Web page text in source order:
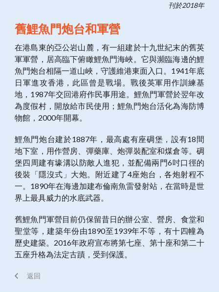
刊於2018年
舊鯉魚門炮台和軍營
在港島東的亞公岩山麓，有一組建於十九世紀末的舊英
軍軍營，居高臨下俯瞰鯉魚門海峽。它與瀕臨海邊的鯉
魚門炮台相隔一道山峽，守護維港東面入口。1941年底
日軍進攻香港，此區曾是戰場。戰後英軍用作訓練基
地，1987年交回港府作民事用途。鯉魚門軍營於翌年改
為度假村，開放給市民使用；鯉魚門炮台活化為海防博
物館，2000年開幕。
鯉魚門炮台建於1887年，最高處有座碉堡，設有18間
地下室，用作營房、彈藥庫、炮彈裝配室和煤倉等。碉
堡四周建有壕溝以防敵人進犯，並配備兩門6吋口徑的
後裝「隱沒式」大炮。附近建了4座炮台，各炮射程不
一。1890年在海邊加建布倫南魚雷發射站，在當時是世
界上最具威力的水底武器。
舊鯉魚門軍營目前仍保留昔日的辦公室、營房、食堂和
聖堂等，建築年份由1890至1939年不等，有十四幢為
歷史建築。2016年政府宣布將第七座、第十座和第二十
五座升格為法定古蹟，受到保護。
返回